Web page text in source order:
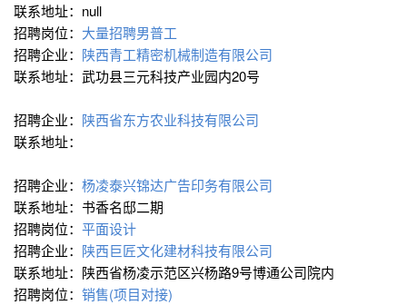
联系地址：null
招聘岗位： 大量招聘男普工
招聘企业： 陕西青工精密机械制造有限公司
联系地址：武功县三元科技产业园内20号
招聘企业： 陕西省东方农业科技有限公司
联系地址：
招聘企业： 杨凌泰兴锦达广告印务有限公司
联系地址：书香名邸二期
招聘岗位： 平面设计
招聘企业： 陕西巨匠文化建材科技有限公司
联系地址：陕西省杨凌示范区兴杨路9号博通公司院内
招聘岗位： 销售(项目对接)